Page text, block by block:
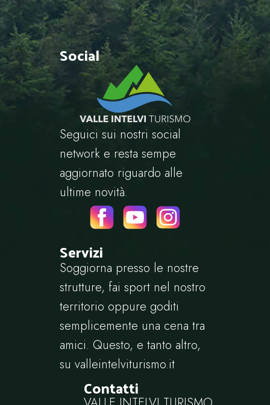
Social
Seguici sui nostri social
network e resta sempe
aggiornato riguardo alle
ultime novità.
Servizi
Soggiorna presso le nostre
strutture, fai sport nel nostro
territorio oppure goditi
semplicemente una cena tra
amici. Questo, e tanto altro,
su valleintelviturismo.it
Contatti